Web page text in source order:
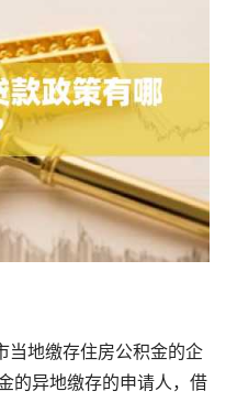
当地缴存住房公积金的企
的异地缴存的申请人，借